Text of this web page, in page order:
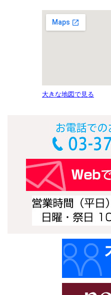
大きな地図で見る